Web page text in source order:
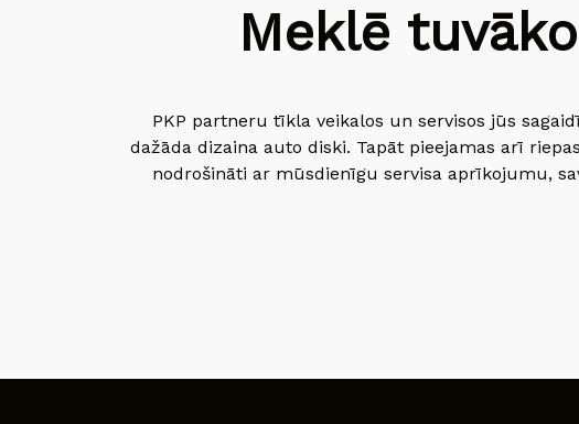
Meklē
PKP partneru tīkla veikalos un servisos jūs
dažāda dizaina auto diski. Tapāt pieejamas arī
nodrošināti ar mūsdienīgu servisa aprīkojumu,